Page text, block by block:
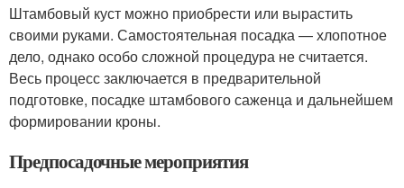
Штамбовый куст можно приобрести или вырастить
своими руками. Самостоятельная посадка — хлопотное
дело, однако особо сложной процедура не считается.
Весь процесс заключается в предварительной
подготовке, посадке штамбового саженца и дальнейшем
формировании кроны.
Предпосадочные мероприятия